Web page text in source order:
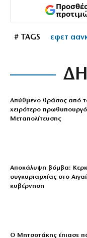
# TAGS εφετ
Απύθμενο θράσος από
χειρότερο
Μεταπολίτευσης
Αποκάλυψη βόμβα:
συγκυριαρχίας στο
κυβέρνηση
Ο Μητσοτάκης έπιασε